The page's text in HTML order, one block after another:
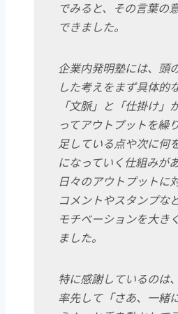
でみると、その言葉の
できました。
企業内発明塾には、頭
した考えをまず具体的
「文脈」と「仕掛け」
ってアウトプットを繰
足している点や次に何
になっていく仕組みが
日々のアウトプットに
コメントやスタンプな
モチベーションを大き
ました。
特に感謝しているのは
率先して「さあ、一緒